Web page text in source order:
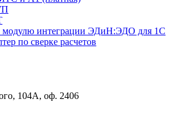
интеграции ЭДиН:ЭДО для 1С
по сверке расчетов
104А, оф. 2406